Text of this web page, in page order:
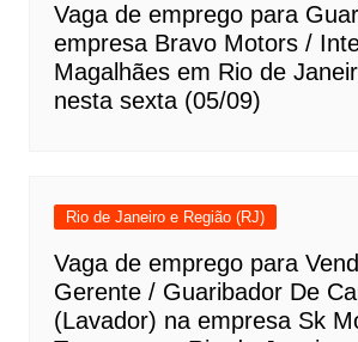
Vaga de emprego para
empresa Bravo Motors /
Magalhães em Rio de
nesta sexta (05/09)
Rio de Janeiro e Região (RJ)
Vaga de emprego para
Gerente / Guaribador De
(Lavador) na empresa Sk